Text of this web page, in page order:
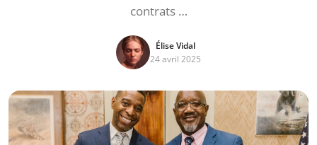
contrats …
Élise Vidal
24 avril 2025